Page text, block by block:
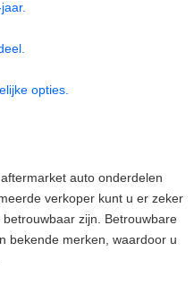
opties.
auto onderdelen
verkoper kunt u er zeker
zijn. Betrouwbare
bekende merken, waardoor u